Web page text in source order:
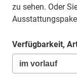
zu sehen. Oder
Verfügbarkeit,